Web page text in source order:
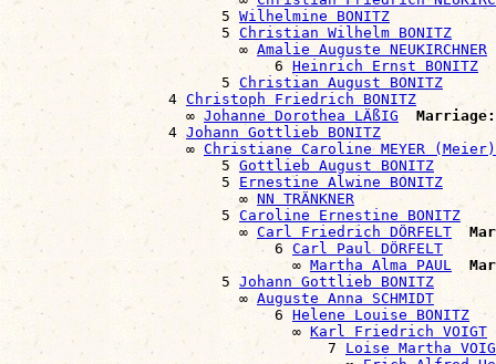
                        5
Wilhelmine BONITZ
                        5
Christian Wilhelm BONITZ
                          ∞
Amalie Auguste NEUKIRCHNER
                              6
Heinrich Ernst BONITZ
                        5
Christian August BONITZ
                  4
Christoph Friedrich BONITZ
                    ∞
Johanne Dorothea LÄßIG
Marriage:
                  4
Johann Gottlieb BONITZ
                    ∞
Christiane Caroline MEYER (Meier)
                        5
Gottlieb August BONITZ
                        5
Ernestine Alwine BONITZ
                          ∞
NN TRÄNKNER
                        5
Caroline Ernestine BONITZ
                          ∞
Carl Friedrich DÖRFELT
                              6
Carl Paul DÖRFELT
                                ∞
Martha Alma PAUL
                        5
Johann Gottlieb BONITZ
                          ∞
Auguste Anna SCHMIDT
                              6
Helene Louise BONITZ
                                ∞
Karl Friedrich VOIGT
                                    7
Loise Martha